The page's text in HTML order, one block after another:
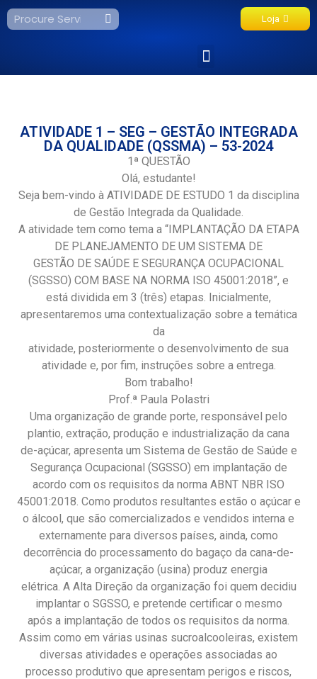
Loja
ATIVIDADE 1 – SEG – GESTÃO INTEGRADA
DA QUALIDADE (QSSMA) – 53-2024
1ª QUESTÃO
Olá, estudante!
Seja bem-vindo à ATIVIDADE DE ESTUDO 1 da disciplina
de Gestão Integrada da Qualidade.
A atividade tem como tema a “IMPLANTAÇÃO DA ETAPA
DE PLANEJAMENTO DE UM SISTEMA DE
GESTÃO DE SAÚDE E SEGURANÇA OCUPACIONAL
(SGSSO) COM BASE NA NORMA ISO 45001:2018”, e
está dividida em 3 (três) etapas. Inicialmente,
apresentaremos uma contextualização sobre a temática
da
atividade, posteriormente o desenvolvimento de sua
atividade e, por fim, instruções sobre a entrega.
Bom trabalho!
Prof.ª Paula Polastri
Uma organização de grande porte, responsável pelo
plantio, extração, produção e industrialização da cana
de-açúcar, apresenta um Sistema de Gestão de Saúde e
Segurança Ocupacional (SGSSO) em implantação de
acordo com os requisitos da norma ABNT NBR ISO
45001:2018. Como produtos resultantes estão o açúcar e
o álcool, que são comercializados e vendidos interna e
externamente para diversos países, ainda, como
decorrência do processamento do bagaço da cana-de-
açúcar, a organização (usina) produz energia
elétrica. A Alta Direção da organização foi quem decidiu
implantar o SGSSO, e pretende certificar o mesmo
após a implantação de todos os requisitos da norma.
Assim como em várias usinas sucroalcooleiras, existem
diversas atividades e operações associadas ao
processo produtivo que apresentam perigos e riscos,